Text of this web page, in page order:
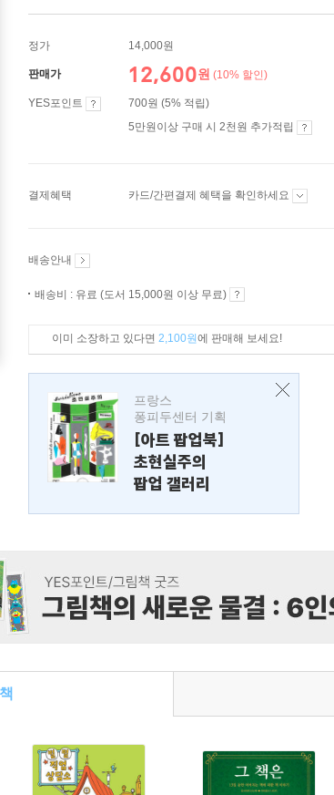
정가 14,000원
판매가 12,600원 (10% 할인)
YES포인트
700원 (5% 적립)
5만원이상 구매 시 2천원 추가적립
결제혜택 카드/간편결제 혜택을 확인하세요
배송안내
배송비 : 유료 (도서 15,000원 이상 무료)
이미 소장하고 있다면 2,100원에 판매해 보세요!
프랑스
퐁피두센터 기획
[아트 팝업북]
초현실주의
팝업 갤러리